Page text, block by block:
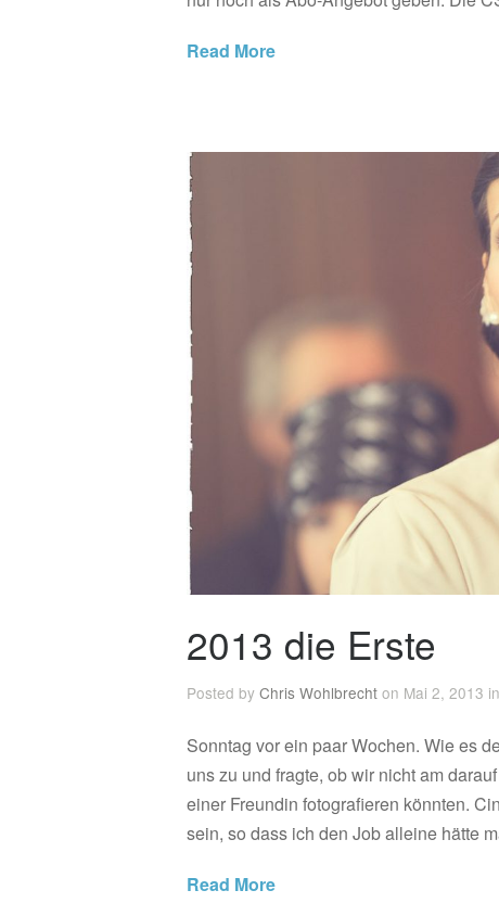
Read More
2013 die Erste
Posted by Chris Wohlbrecht on Mai 2, 2013 in
Sonntag vor ein paar Wochen. Wie es
uns zu und fragte, ob wir nicht am
einer Freundin fotografieren könnten.
sein, so dass ich den Job alleine hätte
Read More